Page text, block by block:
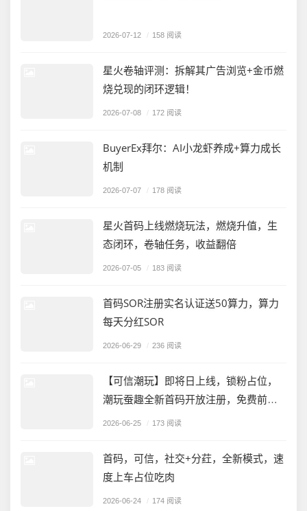
2026-07-12 / 158 阅读
星火卷轴评测：拆解其广告浏览+金币燃
烧兑现的闭环逻辑！
2026-07-08 / 172 阅读
BuyerEx拜尔：AI小龙虾养成+算力成长
机制
2026-07-07 / 178 阅读
星火首码上线燃烧玩法，燃烧升值，生
态闭环，卷轴任务，收益翻倍
2026-07-05 / 183 阅读
首码SOR注册实名认证送50算力，算力
每天分红SOR
2026-06-29 / 236 阅读
【可信潮玩】即将日上线，锁粉占位，
潮玩蚕趣全新首码开放注册，免费前两
万人送十蚕宝
2026-06-25 / 173 阅读
首码，可信，社交+分荭，全新模式，速
度上车占位吃肉
2026-06-24 / 174 阅读